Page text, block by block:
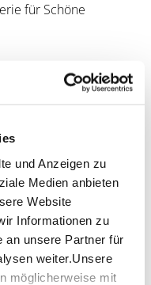
und Anzeigen zu
Medien anbieten
Website
Informationen zu
an unsere Partner für
weiter.Unsere
möglicherweise mit
für Schöne
GmbH